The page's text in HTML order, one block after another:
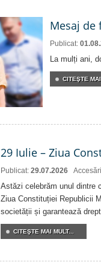
Mesaj de
Publicat:
La mulți ani,
CITEŞTE MAI
29 Iulie – Ziua
Publicat: 29.07.2026
Astăzi celebrăm unul dintre
Ziua Constituției Republicii
societății și garantează
CITEŞTE MAI MULT...